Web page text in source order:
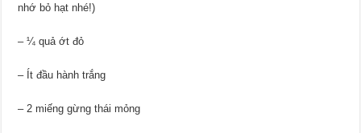
nhớ bỏ hạt nhé!)
– ¼ quả ớt đỏ
– Ít đầu hành trắng
– 2 miếng gừng thái mỏng